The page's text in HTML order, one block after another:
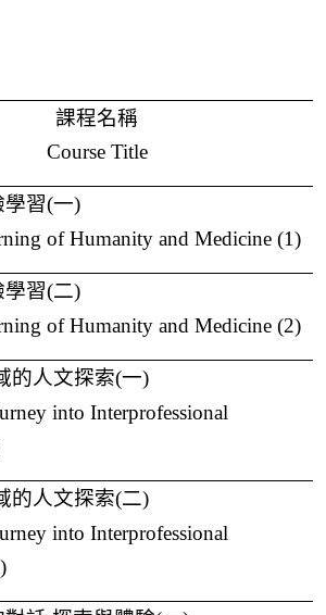
課程名稱
Course Title
學習(一)
of Humanity and Medicine (1)
學習(二)
of Humanity and Medicine (2)
的人文探索(一)
into Interprofessional
的人文探索(二)
into Interprofessional